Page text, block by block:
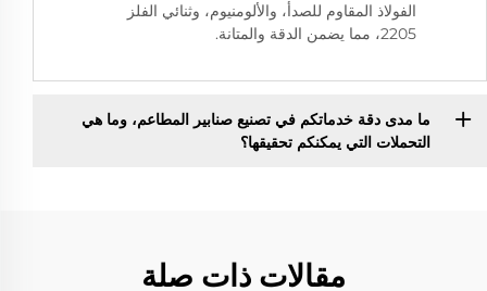
الفولاذ المقاوم للصدأ، والألومنيوم، وثنائي الفلز
2205، مما يضمن الدقة والمتانة.
ما مدى دقة خدماتكم في تصنيع صنابير المطاعم، وما هي
التحملات التي يمكنكم تحقيقها؟
مقالات ذات صلة